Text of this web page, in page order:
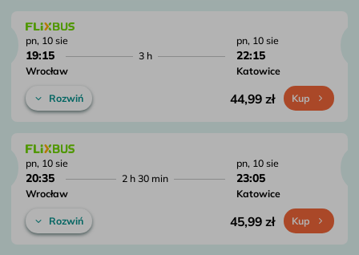
pn, 10 sie
19:15
3 h
Wrocław
pn, 10 sie
22:15
Katowice
Rozwiń 44,99 zł Kup
pn, 10 sie
20:35
2 h 30 min
Wrocław
pn, 10 sie
23:05
Katowice
Rozwiń 45,99 zł Kup